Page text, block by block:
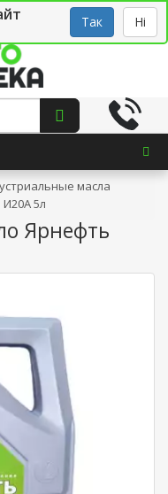
Так НіУкр
масла
5л
Ярнефть